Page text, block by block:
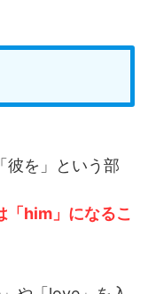
彼を」という部
「him」になるこ